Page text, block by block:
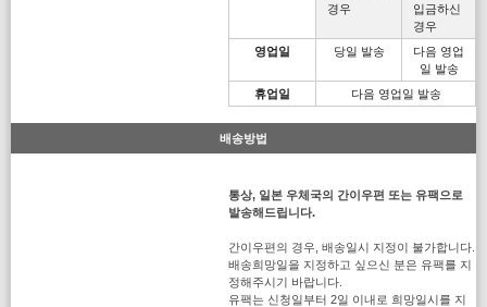
경우
입금하신
경우
영업일
당일 발송
다음 영업
일 발송
휴업일
다음 영업일 발송
배송방법
통상, 일본 우체국의 간이우편 또는 유팩으로
발송해드립니다.
간이우편의 경우, 배송일시 지정이 불가합니다.
배송희망일을 지정하고 싶으신 분은 유팩를 지
정해주시기 바랍니다.
유팩는 신청일부터 2일 이내로 희망일시를 지